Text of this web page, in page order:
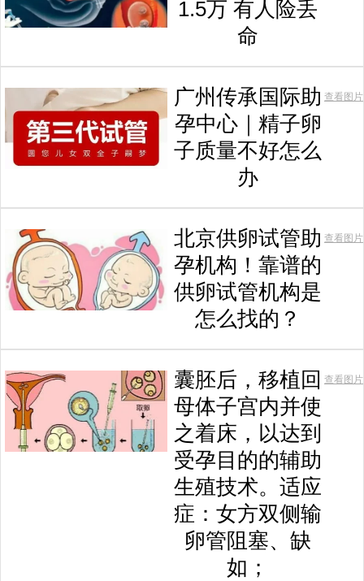
1.5万 有人险丢
命
广州传承国际助
孕中心｜精子卵
子质量不好怎么
办
查看图片
北京供卵试管助
孕机构！靠谱的
供卵试管机构是
怎么找的？
查看图片
囊胚后，移植回
母体子宫内并使
之着床，以达到
受孕目的的辅助
生殖技术。适应
症：女方双侧输
卵管阻塞、缺
如；
查看图片